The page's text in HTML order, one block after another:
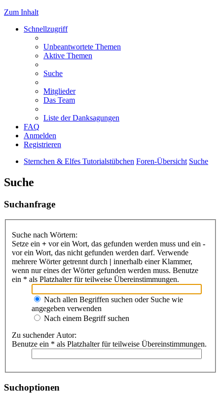
Zum Inhalt
Schnellzugriff
Unbeantwortete Themen
Aktive Themen
Suche
Mitglieder
Das Team
Liste der Danksagungen
FAQ
Anmelden
Registrieren
Sternchen & Elfes Tutorialstübchen Foren-Übersicht Suche
Suche
Suchanfrage
Suche nach Wörtern:
Setze ein + vor ein Wort, das gefunden werden muss und ein -
vor ein Wort, das nicht gefunden werden darf. Verwende
mehrere Wörter getrennt durch | innerhalb einer Klammer,
wenn nur eines der Wörter gefunden werden muss. Benutze
ein * als Platzhalter für teilweise Übereinstimmungen.
Nach allen Begriffen suchen oder Suche wie
angegeben verwenden
Nach einem Begriff suchen
Zu suchender Autor:
Benutze ein * als Platzhalter für teilweise Übereinstimmungen.
Suchoptionen